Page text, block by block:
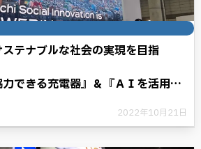
テナブルな社会の実現を目指
力できる充電器』＆『ＡＩを活用し
2022年10月21日